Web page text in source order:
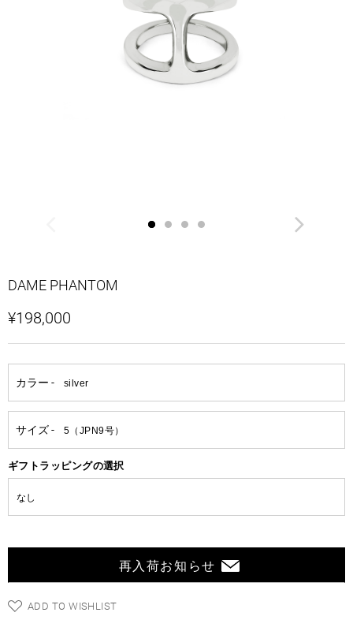
DAME PHANTOM
¥198,000
ギフトラッピングの選択
再入荷お知らせ
ADD TO WISHLIST